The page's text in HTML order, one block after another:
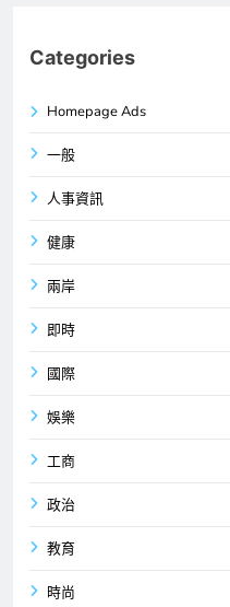
Categories
Homepage Ads
一般
人事資訊
健康
兩岸
即時
國際
娛樂
工商
政治
教育
時尚